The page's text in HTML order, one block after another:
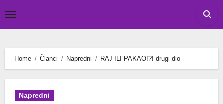
to
Home Članci Napredni RAJ ILI PAKAO!?! drugi dio
Napredni